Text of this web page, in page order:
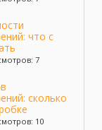
что с
7
сколько
10